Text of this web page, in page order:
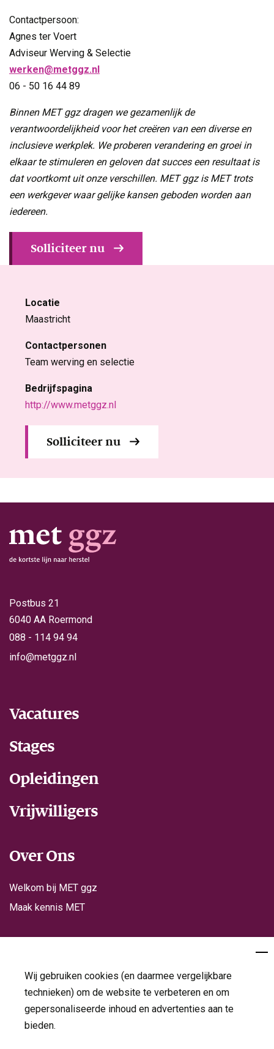
Wij gebruiken cookies (en daarmee vergelijkbare
technieken) om de website te verbeteren en om
gepersonaliseerde inhoud en advertenties aan te
bieden.
Contactpersoon:
Agnes ter Voert
Adviseur Werving & Selectie
werken@metggz.nl
06 - 50 16 44 89
Binnen MET ggz dragen we gezamenlijk de
verantwoordelijkheid voor het creëren van een diverse en
inclusieve werkplek. We proberen verandering en groei in
elkaar te stimuleren en geloven dat succes een resultaat is
dat voortkomt uit onze verschillen. MET ggz is MET trots
een werkgever waar gelijke kansen geboden worden aan
iedereen.
Solliciteer nu
Locatie
Maastricht
Contactpersonen
Team werving en selectie
Bedrijfspagina
http://www.metggz.nl
Solliciteer nu
Postbus 21
6040 AA Roermond
088 - 114 94 94
info@metggz.nl
Vacatures
Stages
Opleidingen
Vrijwilligers
Over Ons
Welkom bij MET ggz
Maak kennis MET
Volg ons op